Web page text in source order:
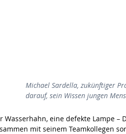
Michael Sardella, zukünftiger
darauf, sein Wissen jungen
eine defekte Lampe –
mit seinem Teamkollegen